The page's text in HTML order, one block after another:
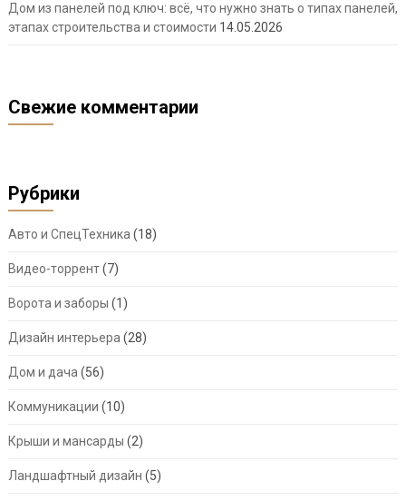
Дом из панелей под ключ: всё, что нужно знать о типах панелей,
этапах строительства и стоимости 14.05.2026
Свежие комментарии
Рубрики
Авто и СпецТехника (18)
Видео-торрент(7)
Ворота и заборы (1)
Дизайн интерьера (28)
Дом и дача (56)
Коммуникации (10)
Крыши и мансарды (2)
Ландшафтный дизайн (5)